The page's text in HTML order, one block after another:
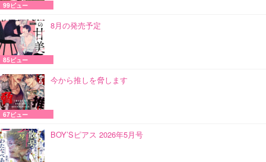
99ビュー
8月の発売予定
85ビュー
今から推しを脅します
67ビュー
BOY’Sピアス 2026年5月号